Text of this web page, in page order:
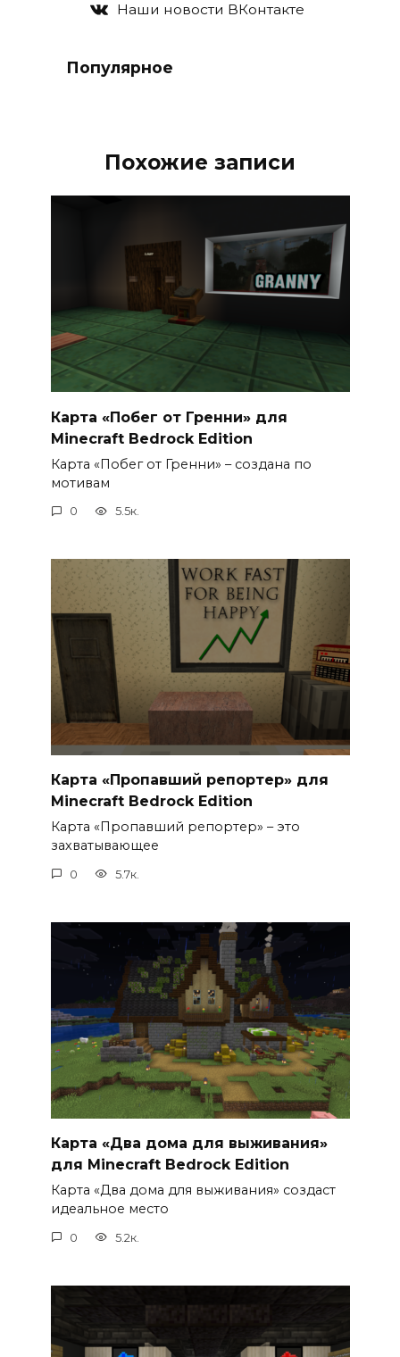
Наши новости ВКонтакте
Популярное
Похожие записи
Карта «Побег от Гренни» для
Minecraft Bedrock Edition
Карта «Побег от Гренни» – создана по
мотивам
0 5.5к.
Карта «Пропавший репортер» для
Minecraft Bedrock Edition
Карта «Пропавший репортер» – это
захватывающее
0 5.7к.
Карта «Два дома для выживания»
для Minecraft Bedrock Edition
Карта «Два дома для выживания» создаст
идеальное место
0 5.2к.